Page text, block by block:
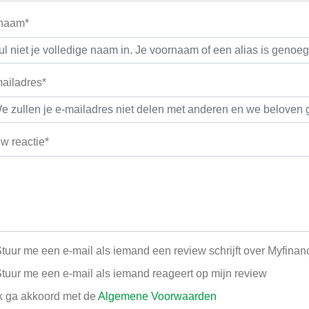
reactie*
me een e-mail als iemand een review schrijft over
me een e-mail als iemand reageert op mijn review
ga akkoord met de Algemene Voorwaarden